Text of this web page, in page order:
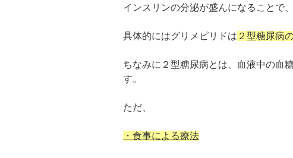
インスリンの分泌が盛んになることで
具体的にはグリメピリドは ２型糖尿病
ちなみに２型糖尿病とは、血液中の血
す。
ただ、
・食事による療法